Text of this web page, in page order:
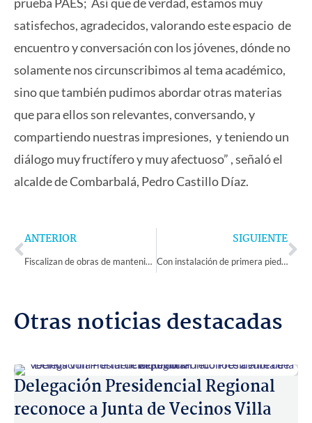
satisfechos, agradecidos, valorando este espacio de
encuentro y conversación con los jóvenes, dónde no
solamente nos circunscribimos al tema académico,
sino que también pudimos abordar otras materias
que para ellos son relevantes, conversando, y
compartiendo nuestras impresiones, y teniendo un
diálogo muy fructífero y muy afectuoso” , señaló el
alcalde de Combarbalá, Pedro Castillo Díaz.
Prev
ANTERIOR
Fiscalizan de obras de mantenimiento en diversos establecimientos escolares de Monte Patria
SIGUIENTE
Con instalación de primera piedra se inicia construcción del nuevo Hospital de Coquimbo
Otras noticias destacadas
Delegación Presidencial Regional
reconoce a Junta de Vecinos Villa